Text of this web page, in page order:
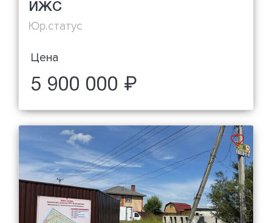
ИЖС
Юр.статус
Цена
5 900 000 ₽